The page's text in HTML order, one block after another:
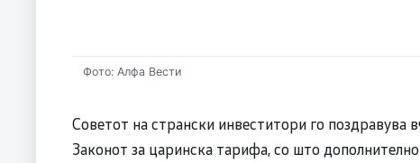
Фото: Алфа Вести
Советот на странски инвеститори го поздравува
Законот за царинска тарифа, со што